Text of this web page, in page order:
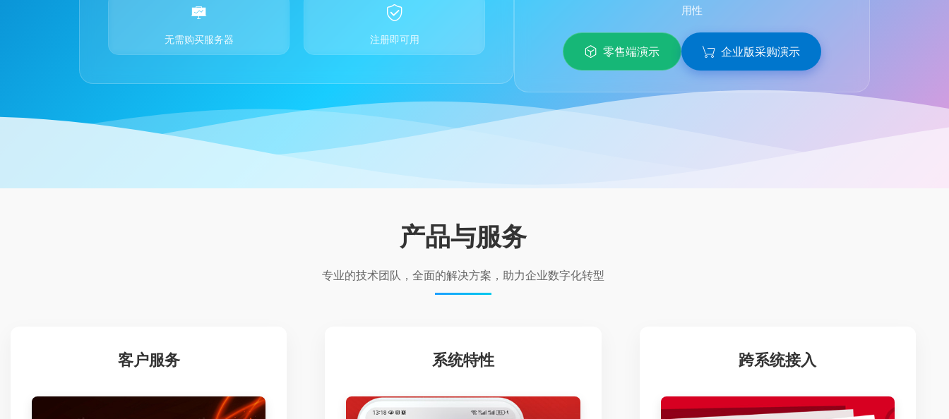
无需购买服务器 注册即可用
用性
零售端演示 企业版采购演示
产品与服务
专业的技术团队，全面的解决方案，助力企业数字化转型
客户服务 系统特性 跨系统接入